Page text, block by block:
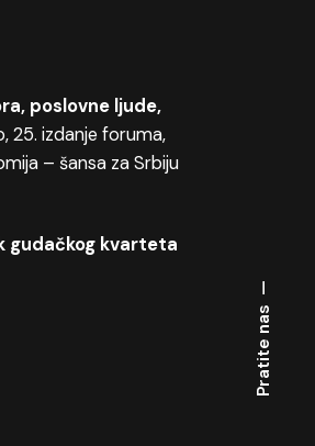
Pratite nas
poslovne ljude,
25. izdanje foruma,
– šansa za Srbiju
gudačkog kvarteta